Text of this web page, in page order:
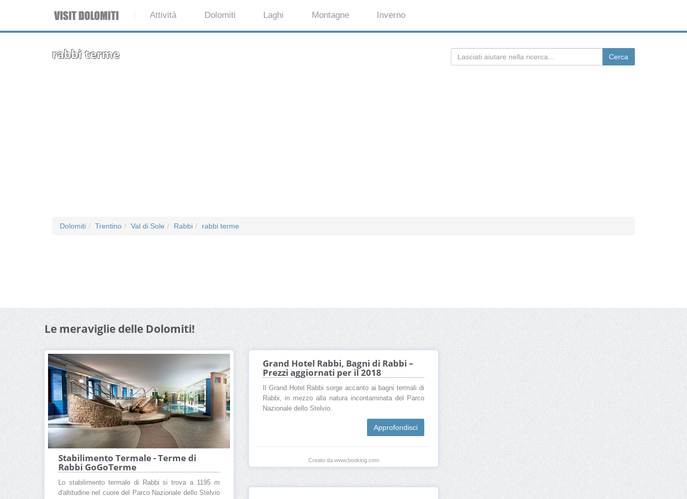
Attività Dolomiti Laghi Montagne Inverno
rabbi terme
Dolomiti Trentino Val di Sole Rabbi rabbi terme
Le meraviglie delle Dolomiti!
Stabilimento Termale - Terme di
Rabbi GoGoTerme
Lo stabilimento termale di Rabbi si trova a 1195 m
d'altitudine nel cuore del Parco Nazionale dello Stelvio
Grand Hotel Rabbi, Bagni di Rabbi –
Prezzi aggiornati per il 2018
Il Grand Hotel Rabbi sorge accanto ai bagni termali di
Rabbi, in mezzo alla natura incontaminata del Parco
Nazionale dello Stelvio.
Approfondisci
Creato da www.booking.com